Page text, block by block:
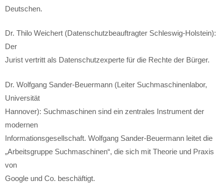
Deutschen.
Dr. Thilo Weichert (Datenschutzbeauftragter Schleswig-Holstein):
Der
Jurist vertritt als Datenschutzexperte für die Rechte der Bürger.
Dr. Wolfgang Sander-Beuermann (Leiter Suchmaschinenlabor,
Universität
Hannover): Suchmaschinen sind ein zentrales Instrument der
modernen
Informationsgesellschaft. Wolfgang Sander-Beuermann leitet die
„Arbeitsgruppe Suchmaschinen“, die sich mit Theorie und Praxis
von
Google und Co. beschäftigt.